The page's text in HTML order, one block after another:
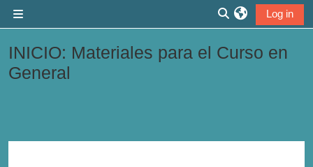
Toggle search
Log in
INICIO: Materiales para el Curso en
General